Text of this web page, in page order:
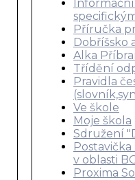
Příručka
Dobříšsko
Alka
Třídění
Pravidla
Ve škole
Moje škola
Sdružení
v oblasti
Proxima